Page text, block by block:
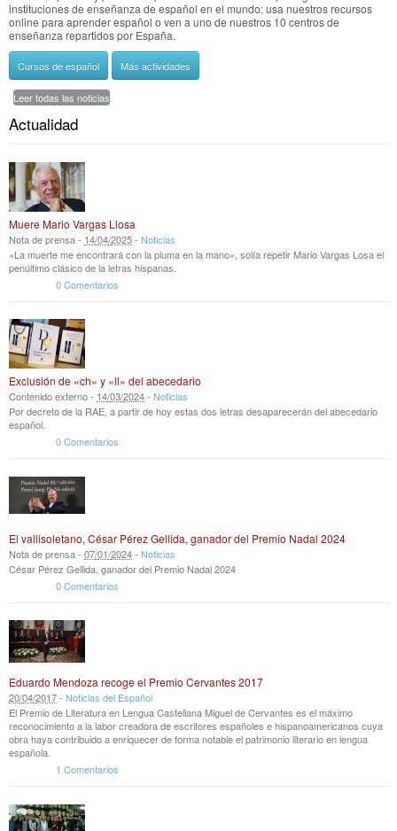
instituciones de enseñanza de español en el mundo: usa nuestros recursos
online para aprender español o ven a uno de nuestros 10 centros de
enseñanza repartidos por España.
Cursos de español Más actividades
Leer todas las noticias
Actualidad
Muere Mario Vargas Llosa
Nota de prensa - 14/04/2025- Noticias
«La muerte me encontrará con la pluma en la mano», solía repetir Mario Vargas Losa el
penúltimo clásico de la letras hispanas.
0 Comentarios
Exclusión de «ch» y «ll» del abecedario
Contenido externo - 14/03/2024- Noticias
Por decreto de la RAE, a partir de hoy estas dos letras desaparecerán del abecedario
español.
0 Comentarios
El vallisoletano, César Pérez Gellida, ganador del Premio Nadal 2024
Nota de prensa - 07/01/2024- Noticias
César Pérez Gellida, ganador del Premio Nadal 2024
0 Comentarios
Eduardo Mendoza recoge el Premio Cervantes 2017
20/04/2017- Noticias del Español
El Premio de Literatura en Lengua Castellana Miguel de Cervantes es el máximo
reconocimiento a la labor creadora de escritores españoles e hispanoamericanos cuya
obra haya contribuido a enriquecer de forma notable el patrimonio literario en lengua
española.
1 Comentarios